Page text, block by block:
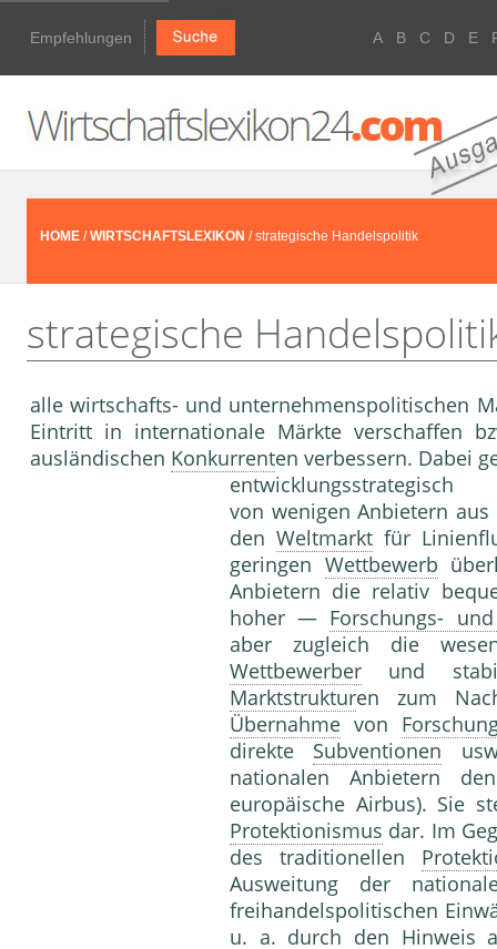
Empfehlungen A B C D E
HOME /WIRTSCHAFTSLEXIKON / strategische Handelspolitik
strategische
alle wirtschafts- und unternehmenspolitischen
Eintritt in internationale Märkte verschaffen
ausländischen Konkurrenten verbessern.
von wenigen Anbietern
den Weltmarkt für
geringen Wettbewerb
Anbietern die relativ
hoher — Forschungs-
aber zugleich die
Wettbewerber und
Marktstrukturen zum
Übernahme von
direkte Subventionen
nationalen Anbietern
europäische Airbus). Sie
Protektionismus dar. Im
des traditionellen
Ausweitung der
freihandelspolitischen
u. a. durch den Hinweis